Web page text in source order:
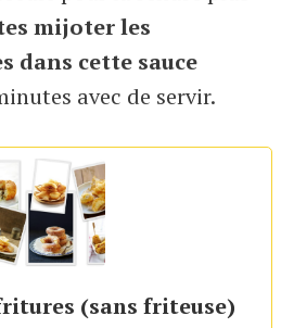
mijoter les
dans cette sauce
avec de servir.
(sans friteuse)